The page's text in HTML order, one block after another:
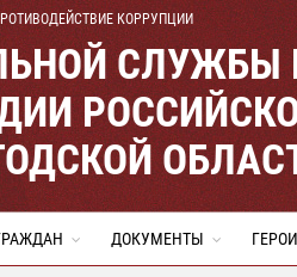
КОРРУПЦИИ
СЛУЖБЫ
ДОКУМЕНТЫ ГЕРОИ